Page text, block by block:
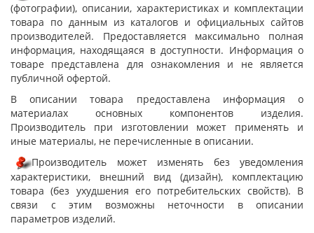
(фотографии), описании, характеристиках и комплектации
товара по данным из каталогов и официальных сайтов
производителей. Предоставляется максимально полная
информация, находящаяся в доступности. Информация о
товаре представлена для ознакомления и не является
публичной офертой.
В описании товара предоставлена информация о
материалах основных компонентов изделия.
Производитель при изготовлении может применять и
иные материалы, не перечисленные в описании.
Производитель может изменять без уведомления
характеристики, внешний вид (дизайн), комплектацию
товара (без ухудшения его потребительских свойств). В
связи с этим возможны неточности в описании
параметров изделий.